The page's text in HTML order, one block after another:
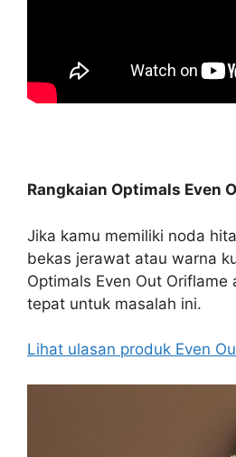
Rangkaian Optimals Even
Jika kamu memiliki noda
bekas jerawat atau warna
Optimals Even Out Oriflame
tepat untuk masalah ini.
Lihat ulasan produk Even